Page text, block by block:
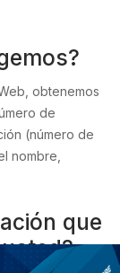
obtenemos
de
(número de
nombre,
que